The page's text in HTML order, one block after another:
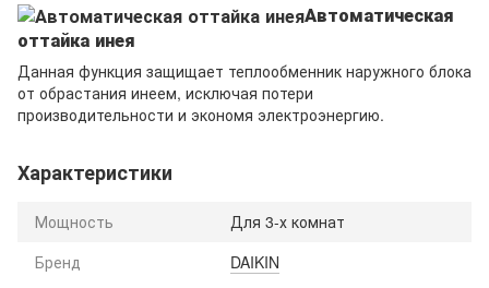
Автоматическая
оттайка инея
Данная функция защищает теплообменник наружного блока
от обрастания инеем, исключая потери
производительности и экономя электроэнергию.
Характеристики
Мощность
Для 3-х комнат
Бренд
DAIKIN